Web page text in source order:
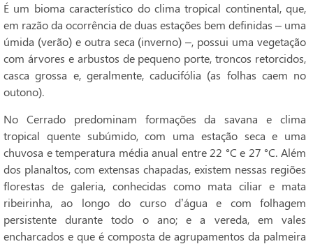
É um bioma característico do clima tropical continental, que,
em razão da ocorrência de duas estações bem definidas – uma
úmida (verão) e outra seca (inverno) –, possui uma vegetação
com árvores e arbustos de pequeno porte, troncos retorcidos,
casca grossa e, geralmente, caducifólia (as folhas caem no
outono).
No Cerrado predominam formações da savana e clima
tropical quente subúmido, com uma estação seca e uma
chuvosa e temperatura média anual entre 22 °C e 27 °C. Além
dos planaltos, com extensas chapadas, existem nessas regiões
florestas de galeria, conhecidas como mata ciliar e mata
ribeirinha, ao longo do curso d’água e com folhagem
persistente durante todo o ano; e a vereda, em vales
encharcados e que é composta de agrupamentos da palmeira